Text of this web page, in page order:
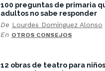
100 preguntas de primaria
adultos no sabe responder
De Lourdes Domínguez Alonso
En OTROS CONSEJOS
12 obras de teatro para